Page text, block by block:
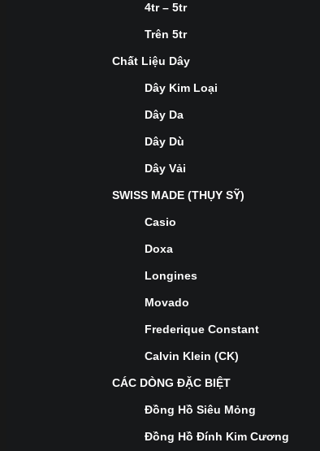
4tr – 5tr
Trên 5tr
Chất Liệu Dây
Dây Kim Loại
Dây Da
Dây Dù
Dây Vải
SWISS MADE (THỤY SỸ)
Casio
Doxa
Longines
Movado
Frederique Constant
Calvin Klein (CK)
CÁC DÒNG ĐẶC BIỆT
Đồng Hồ Siêu Mỏng
Đồng Hồ Đính Kim Cương